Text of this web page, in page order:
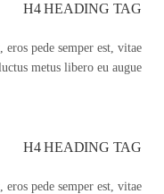
H4 HEADING TAG
eros pede semper est, vitae
metus libero eu augue.
H4 HEADING TAG
eros pede semper est, vitae